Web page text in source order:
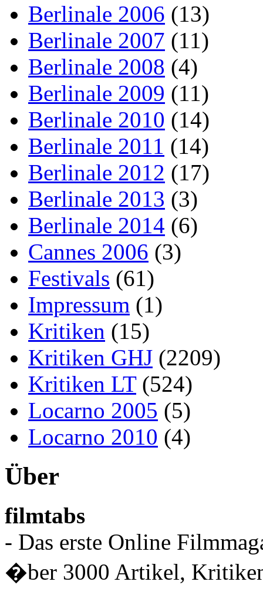
Berlinale 2006 (13)
Berlinale 2007 (11)
Berlinale 2008 (4)
Berlinale 2009 (11)
Berlinale 2010 (14)
Berlinale 2011 (14)
Berlinale 2012 (17)
Berlinale 2013 (3)
Berlinale 2014 (6)
Cannes 2006 (3)
Festivals (61)
Impressum (1)
Kritiken (15)
Kritiken GHJ (2209)
Kritiken LT(524)
Locarno 2005 (5)
Locarno 2010 (4)
Über
filmtabs
- Das erste Online
�ber 3000 Artikel,